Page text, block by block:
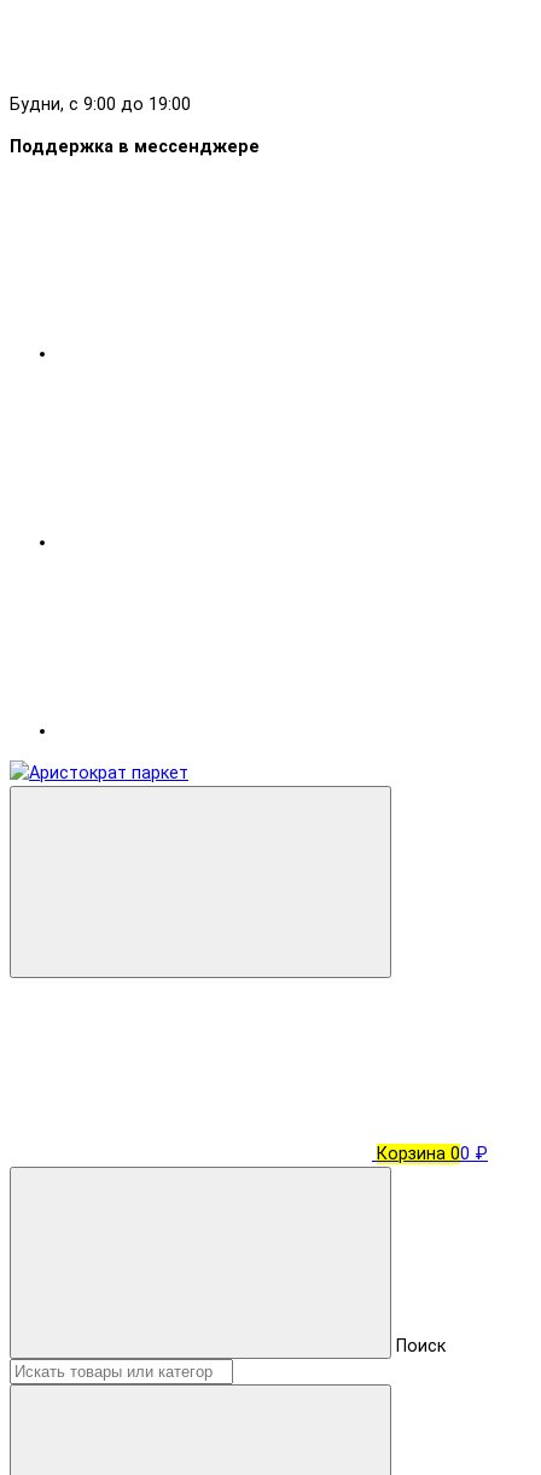
Будни, с 9:00 до 19:00
Поддержка в мессенджере
Корзина 00 ₽
Поиск